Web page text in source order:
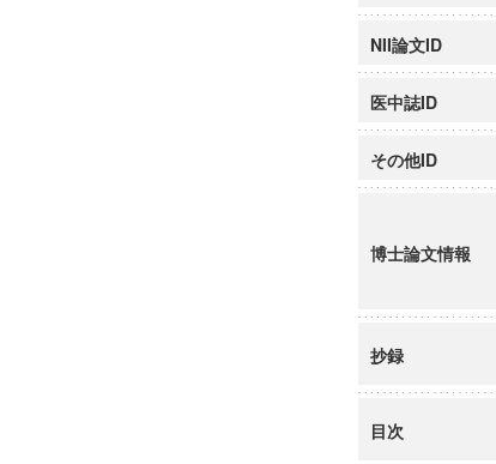
NII論文ID
医中誌ID
その他ID
博士論文情報
抄録
目次